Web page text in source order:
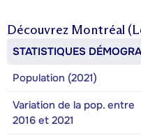
Découvrez Montréal
STATISTIQUES
Population (2021)
Variation de la pop. entre
2016 et 2021